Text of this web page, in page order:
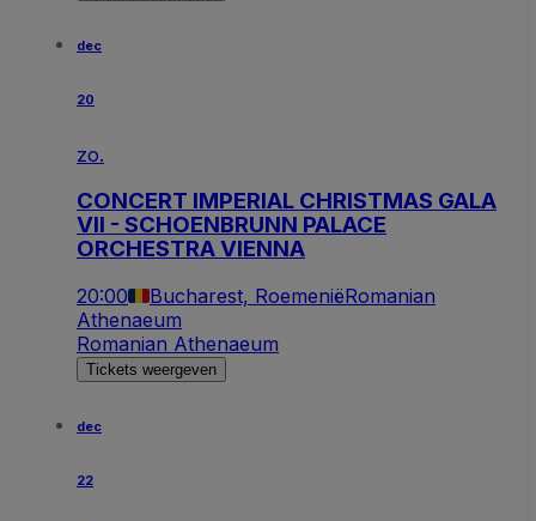
dec
20
zo.
CONCERT IMPERIAL CHRISTMAS GALA
VII - SCHOENBRUNN PALACE
ORCHESTRA VIENNA
20:00 Bucharest, RoemeniëRomanian
Athenaeum
Romanian Athenaeum
Tickets weergeven
dec
22